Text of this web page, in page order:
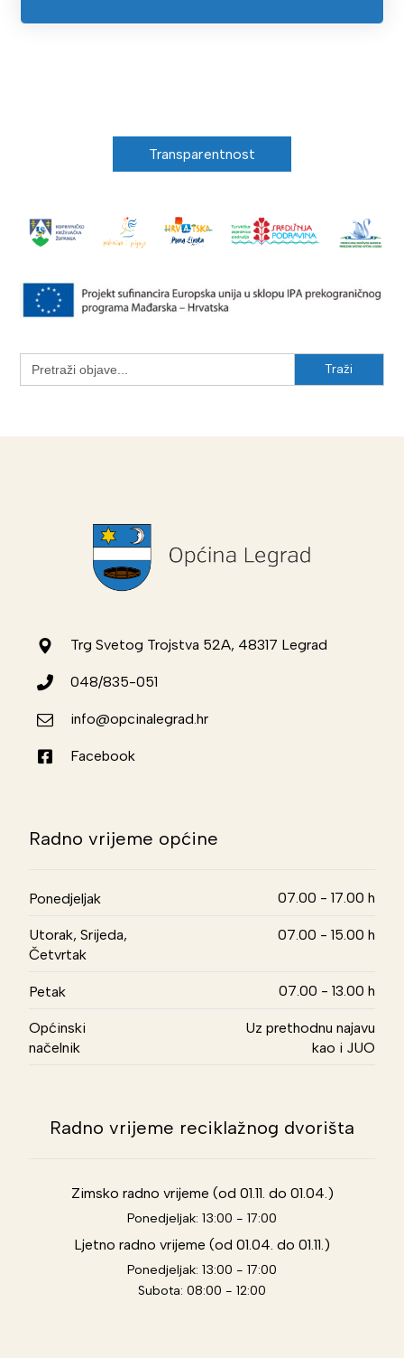
Transparentnost
Search
for:
Trg Svetog Trojstva 52A, 48317 Legrad
048/835-051
info@opcinalegrad.hr
Facebook
Radno vrijeme općine
Ponedjeljak 07.00 - 17.00 h
Utorak, Srijeda,
Četvrtak
07.00 - 15.00 h
Petak 07.00 - 13.00 h
Općinski
načelnik
Uz prethodnu najavu
kao i JUO
Radno vrijeme reciklažnog dvorišta
Zimsko radno vrijeme (od 01.11. do 01.04.)
Ponedjeljak: 13:00 - 17:00
Ljetno radno vrijeme (od 01.04. do 01.11.)
Ponedjeljak: 13:00 - 17:00
Subota: 08:00 - 12:00